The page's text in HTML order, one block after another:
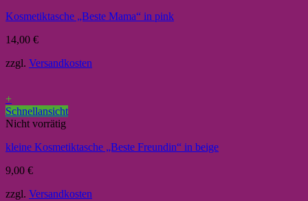
Kosmetiktasche „Beste Mama“ in pink
14,00 €
zzgl. Versandkosten
+
Schnellansicht
Nicht vorrätig
kleine Kosmetiktasche „Beste Freundin“ in beige
9,00 €
zzgl. Versandkosten